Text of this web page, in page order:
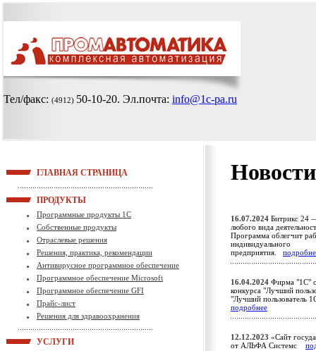
Тел/факс: (4912) 50-10-20. Эл.почта: info@1c-pa.ru
ГЛАВНАЯ СТРАНИЦА
ПРОДУКТЫ
Программные продукты 1С
Собственные продукты
Отраслевые решения
Решения, практика, рекомендации
Антивирусное программное обеспечение
Программное обеспечение Microsoft
Программное обеспечение GFI
Прайс-лист
Решения для здравоохранения
УСЛУГИ
16.07.2024 Битрикс 24
любого вида
Программа облегчит
индивидуального
предприятия.
16.04.2024 Фирма "1С"
конкурса "Лучший
"Лучший пользователь
подробнее
12.12.2023 «Сайт
от АЛЬФА Системс